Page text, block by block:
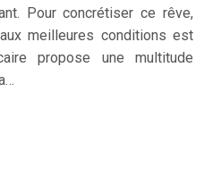
Pour concrétiser ce rêve,
meilleures conditions est
propose une multitude